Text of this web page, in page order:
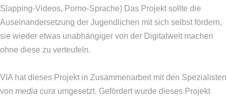
Slapping-Videos, Porno-Sprache) Das Projekt sollte die
Auseinandersetzung der Jugendlichen mit sich selbst fördern,
sie wieder etwas unabhängiger von der Digitalwelt machen
ohne diese zu verteufeln.
VIA hat dieses Projekt in Zusammenarbeit mit den Spezialisten
von media cura umgesetzt. Gefördert wurde dieses Projekt